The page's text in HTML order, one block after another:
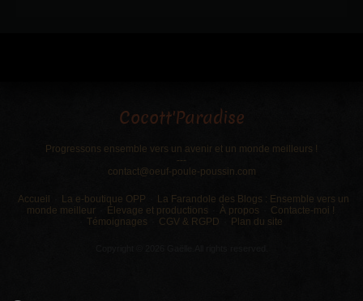
Cocott'Paradise
Progressons ensemble vers un avenir et un monde meilleurs !
---
contact@oeuf-poule-poussin.com
Accueil La e-boutique OPP
La Farandole des Blogs : Ensemble vers un
monde meilleur
Élevage et productions À propos
Contacte-moi !
Témoignages
CGV & RGPD Plan du site